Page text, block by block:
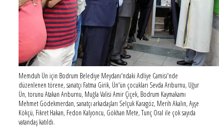
Memduh Ün için Bodrum Belediye Meydanı'ndaki Adliye Camisi'nde
düzenlenen törene, sanatçı Fatma Girik, Ün'ün çocukları Sevda Arıburnu, Uğur
Ün, torunu Atakan Arıburnu, Muğla Valisi Amir Çiçek, Bodrum Kaymakamı
Mehmet Gödekmerdan, sanatçı arkadaşları Selçuk Karagöz, Merih Akalın, Ayşe
Kökçü, Fikret Hakan, Fedon Kalyoncu, Gökhan Mete, Tunç Oral ile çok sayıda
vatandaş katıldı.